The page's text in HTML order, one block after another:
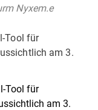
Nyxem.e
Tool für
am 3.
Tool für
am 3.